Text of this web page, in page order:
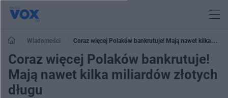
Wiadomości
Coraz więcej Polaków bankrutuje! Mają nawet kilka
miliardów złotych długu
Coraz więcej Polaków bankrutuje!
Mają nawet kilka miliardów złotych
długu